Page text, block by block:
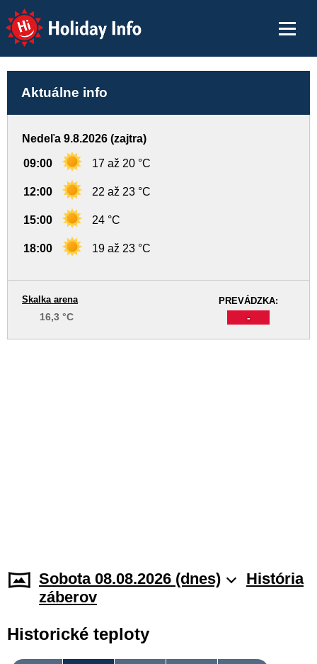
Holiday Info
Aktuálne info
Nedeľa 9.8.2026 (zajtra)
09:00 17 až 20 °C
12:00 22 až 23 °C
15:00 24 °C
18:00 19 až 23 °C
PREVÁDZKA:
-
Skalka arena
16,3 °C
Sobota 08.08.2026 (dnes)
História
záberov
Historické teploty